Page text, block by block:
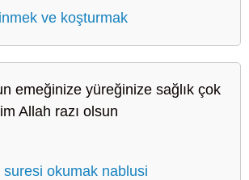
ve koşturmak
emeğinize yüreğinize sağlık çok
Allah razı olsun
okumak nablusi